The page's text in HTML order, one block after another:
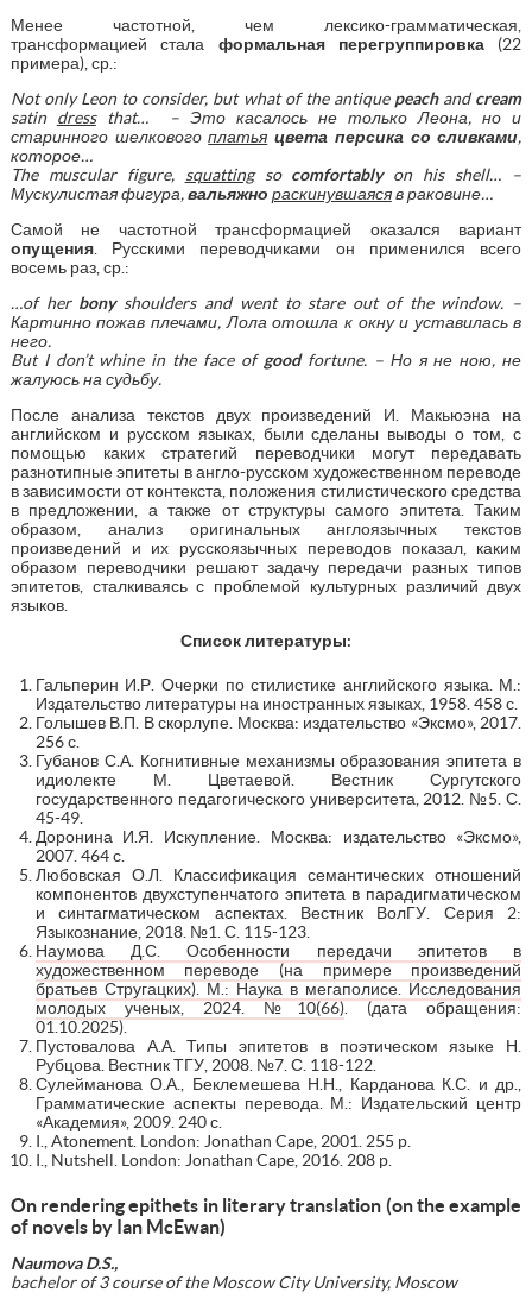
Менее частотной, чем лексико-грамматическая,
трансформацией стала формальная перегруппировка(22
примера), ср.:
Not only Leon to consider, but what of the antique peachandcream
satin dressthat…
– Это касалось не только Леона, но и
старинного шелковогоплатья цвета персика со сливками,
которое…
The muscular figure, squattingso comfortablyon his shell… –
Мускулистая фигура,вальяжно раскинувшаяся в раковине…
Самой не частотной трансформацией оказался вариант
опущения. Русскими переводчиками он применился всего
восемь раз, ср.:
…of her bonyshoulders and went to stare out of the window. –
Картинно пожав плечами, Лола отошла к окну и уставилась в
него.
But I don’t whine in the face of goodfortune. – Но я не ною,не
жалуюсь на судьбу.
После анализа текстов двух произведений И. Макьюэна на
английском и русском языках, были сделаны выводы о том, с
помощью каких стратегий переводчики могут передавать
разнотипные эпитеты в англо-русском художественном переводе
в зависимости от контекста, положения стилистического средства
в предложении, а также от структуры самого эпитета. Таким
образом, анализ оригинальных англоязычных текстов
произведений и их русскоязычных переводов показал, каким
образом переводчики решают задачу передачи разных типов
эпитетов, сталкиваясь с проблемой культурных различий двух
языков.
Список литературы:
Гальперин И.Р. Очерки по стилистике английского языка. М.:
Издательство литературы на иностранных языках, 1958. 458 с.
Голышев В.П. В скорлупе. Москва: издательство «Эксмо», 2017.
256 с.
Губанов С.А. Когнитивные механизмы образования эпитета в
идиолекте М. Цветаевой. Вестник Сургутского
государственного педагогического университета, 2012. №5. С.
45-49.
Доронина И.Я. Искупление. Москва: издательство «Эксмо»,
2007. 464 с.
Любовская О.Л. Классификация семантических отношений
компонентов двухступенчатого эпитета в парадигматическом
и синтагматическом аспектах. Вестник ВолГУ. Серия 2:
Языкознание, 2018. №1. С. 115-123.
Наумова Д.С. Особенности передачи эпитетов в
художественном переводе (на примере произведений
братьев Стругацких). М.: Наука в мегаполисе. Исследования
молодых ученых, 2024. №10(66) . (дата обращения:
01.10.2025).
Пустовалова А.А. Типы эпитетов в поэтическом языке Н.
Рубцова. Вестник ТГУ, 2008. №7. С. 118-122.
Сулейманова О.А., Беклемешева Н.Н., Карданова К.С. и др.,
Грамматические аспекты перевода. М.: Издательский центр
«Академия», 2009. 240 с.
I., Atonement. London: Jonathan Cape, 2001. 255 p.
I., Nutshell. London: Jonathan Cape, 2016. 208 p.
On rendering epithets in literary translation (on the example
of novels by Ian McEwan)
Naumova D.S.,
bachelor of 3 course of the Moscow City University, Moscow